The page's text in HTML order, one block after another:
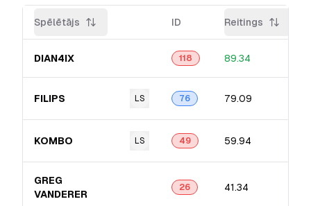
Spēlētājs ID Reitings
DIAN4IX 118 89.34
FILIPS LS 76 79.09
KOMBO LS 49 59.94
GREG
VANDERER
26 41.34